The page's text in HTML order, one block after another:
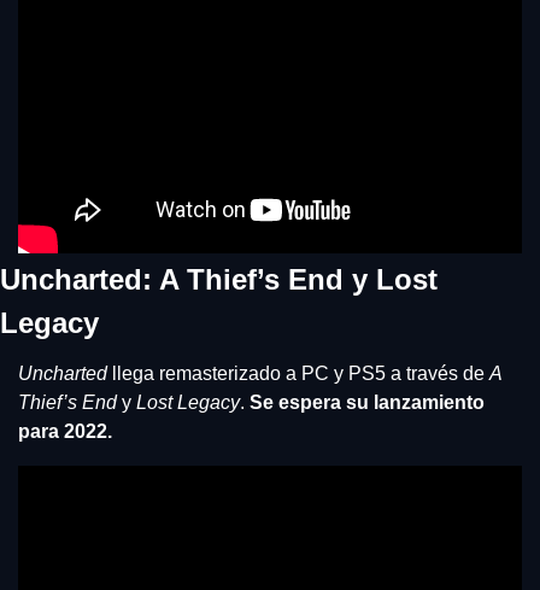
Uncharted: A Thief’s End y Lost
Legacy
Uncharted llega remasterizado a PC y PS5 a través de A
Thief’s End y Lost Legacy. Se espera su lanzamiento
para 2022.